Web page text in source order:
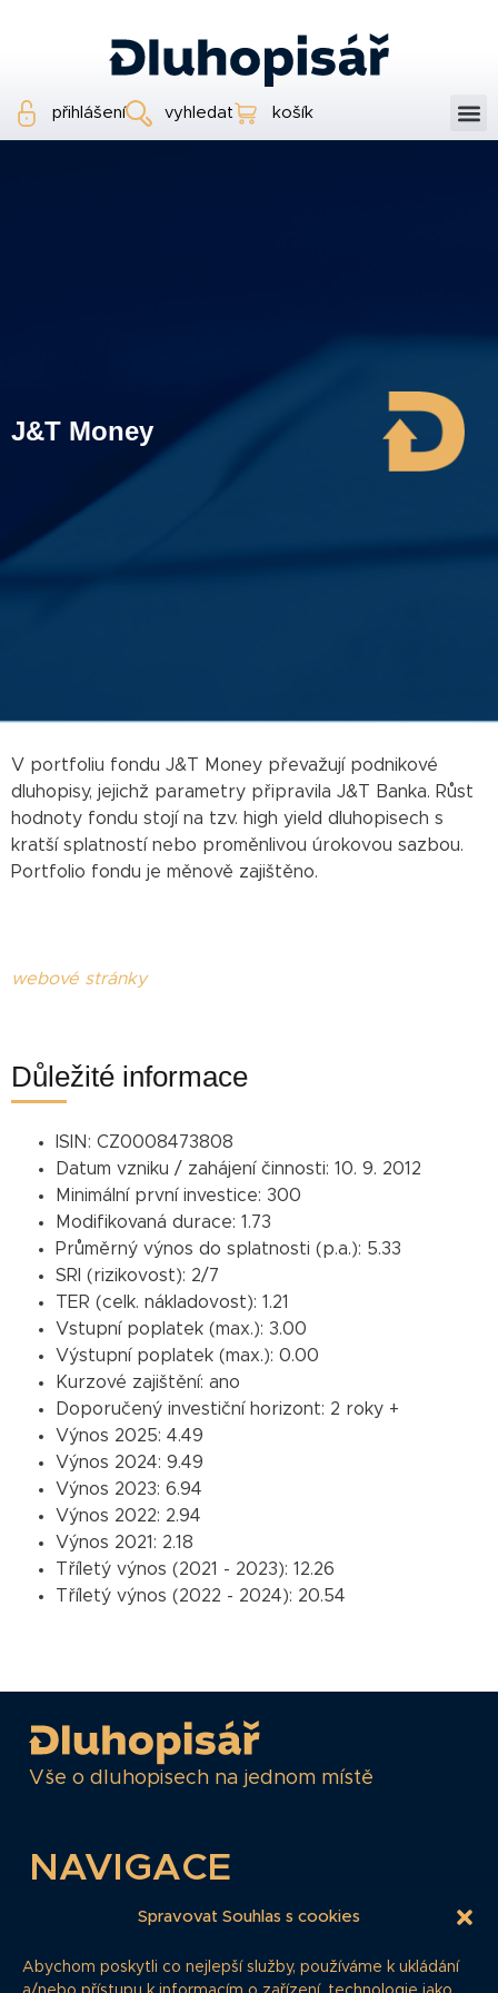
Spravovat Souhlas s cookies
Abychom poskytli co nejlepší služby, používáme k ukládání
přihlášení vyhledat košík
J&T Money
V portfoliu fondu J&T Money převažují podnikové
dluhopisy, jejichž parametry připravila J&T Banka. Růst
hodnoty fondu stojí na tzv. high yield dluhopisech s
kratší splatností nebo proměnlivou úrokovou sazbou.
Portfolio fondu je měnově zajištěno.
webové stránky
Důležité informace
ISIN: CZ0008473808
Datum vzniku / zahájení činnosti: 10. 9. 2012
Minimální první investice: 300
Modifikovaná durace: 1.73
Průměrný výnos do splatnosti (p.a.): 5.33
SRI (rizikovost): 2/7
TER (celk. nákladovost): 1.21
Vstupní poplatek (max.): 3.00
Výstupní poplatek (max.): 0.00
Kurzové zajištění: ano
Doporučený investiční horizont: 2 roky +
Výnos 2025: 4.49
Výnos 2024: 9.49
Výnos 2023: 6.94
Výnos 2022: 2.94
Výnos 2021: 2.18
Tříletý výnos (2021 - 2023): 12.26
Tříletý výnos (2022 - 2024): 20.54
Vše o dluhopisech na jednom místě
NAVIGACE
Časté dotazy